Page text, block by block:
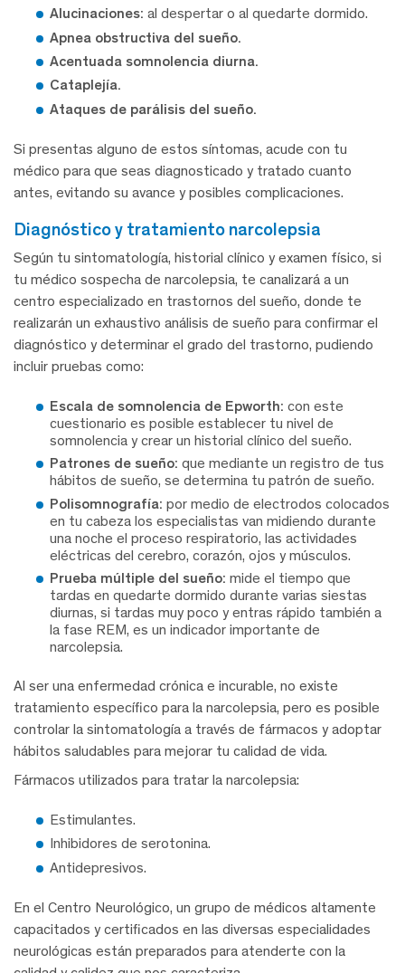
Alucinaciones: al despertar o al quedarte dormido.
Apnea obstructiva del sueño.
Acentuada somnolencia diurna.
Cataplejía.
Ataques de parálisis del sueño.
Si presentas alguno de estos síntomas, acude con tu
médico para que seas diagnosticado y tratado cuanto
antes, evitando su avance y posibles complicaciones.
diagnóstico y tratamiento narcolepsia
Según tu sintomatología, historial clínico y examen físico, si
tu médico sospecha de narcolepsia, te canalizará a un
centro especializado en trastornos del sueño, donde te
realizarán un exhaustivo análisis de sueño para confirmar el
diagnóstico y determinar el grado del trastorno, pudiendo
incluir pruebas como:
Escala de somnolencia de Epworth: con este
cuestionario es posible establecer tu nivel de
somnolencia y crear un historial clínico del sueño.
Patrones de sueño: que mediante un registro de tus
hábitos de sueño, se determina tu patrón de sueño.
Polisomnografía: por medio de electrodos colocados
en tu cabeza los especialistas van midiendo durante
una noche el proceso respiratorio, las actividades
eléctricas del cerebro, corazón, ojos y músculos.
Prueba múltiple del sueño: mide el tiempo que
tardas en quedarte dormido durante varias siestas
diurnas, si tardas muy poco y entras rápido también a
la fase REM, es un indicador importante de
narcolepsia.
Al ser una enfermedad crónica e incurable, no existe
tratamiento específico para la narcolepsia, pero es posible
controlar la sintomatología a través de fármacos y adoptar
hábitos saludables para mejorar tu calidad de vida.
Fármacos utilizados para tratar la narcolepsia:
Estimulantes.
Inhibidores de serotonina.
Antidepresivos.
En el Centro Neurológico, un grupo de médicos altamente
capacitados y certificados en las diversas especialidades
neurológicas están preparados para atenderte con la